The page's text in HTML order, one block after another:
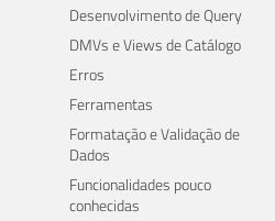
Desenvolvimento de Query
DMVs e Views de Catálogo
Erros
Ferramentas
Formatação e Validação de
Dados
Funcionalidades pouco
conhecidas